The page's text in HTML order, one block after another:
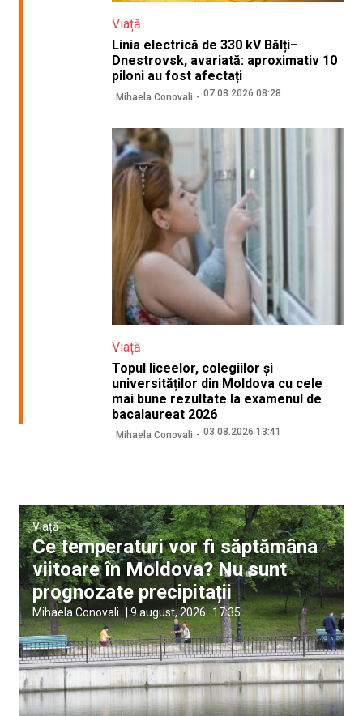
Viață
Linia electrică de 330 kV Bălți–
Dnestrovsk, avariată: aproximativ 10
piloni au fost afectați
Mihaela Conovali 07.08.2026 08:28
Viață
Topul liceelor, colegiilor și
universităților din Moldova cu cele
mai bune rezultate la examenul de
bacalaureat 2026
Mihaela Conovali 03.08.2026 13:41
Viață
Ce temperaturi vor fi săptămâna
viitoare în Moldova? Nu sunt
prognozate precipitații
Mihaela Conovali | 9 august, 2026 17:35